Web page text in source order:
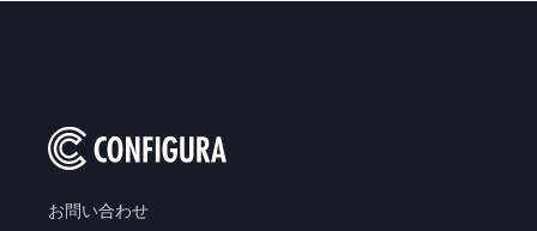
お問い合わせ